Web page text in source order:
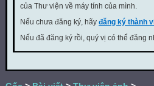
của Thư viện về máy tính của mình.
Nếu chưa đăng ký, hãy đăng ký thành
Nếu đã đăng ký rồi, quý vị có thể đăng